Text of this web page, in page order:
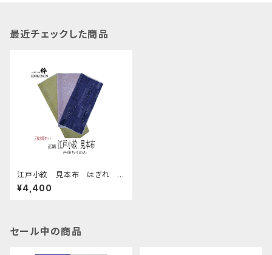
最近チェックした商品
江戸小紋 見本布 はぎれ
⑯ お得 三枚セット Edo
Komon sample cloth
¥4,400
セール中の商品